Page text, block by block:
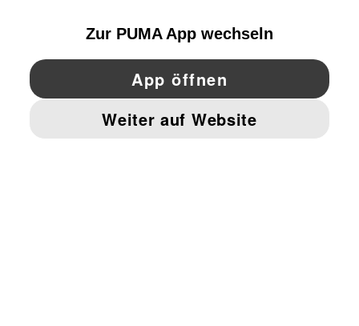
YouTube Pinterest
IMPRESSUM UND RECHTLICHE HINWEISE